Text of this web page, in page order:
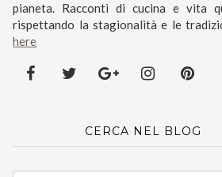
pianeta. Racconti di cucina e vita
rispettando la stagionalità e le
here
CERCA NEL BLOG